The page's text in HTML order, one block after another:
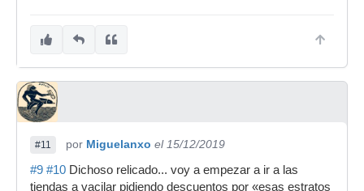
#11 por Miguelanxo el 15/12/2019
#9 #10 Dichoso relicado... voy a empezar a ir a las
tiendas a vacilar pidiendo descuentos por «esas estratos